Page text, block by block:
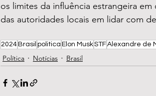
os limites da influência estrangeira
das autoridades locais em lidar com
2024 Brasil politica Elon MuskSTFAlexandre de
Política Notícias Brasil